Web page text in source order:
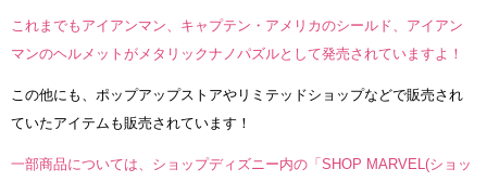
これまでもアイアンマン、キャプテン・アメリカのシールド、アイアン
マンのヘルメットがメタリックナノパズルとして発売されていますよ！
この他にも、ポップアップストアやリミテッドショップなどで販売され
ていたアイテムも販売されています！
一部商品については、ショップディズニー内の「SHOP MARVEL(ショッ